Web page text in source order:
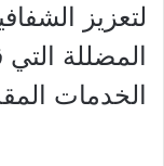
لتعزيز
المضللة
الخدمات